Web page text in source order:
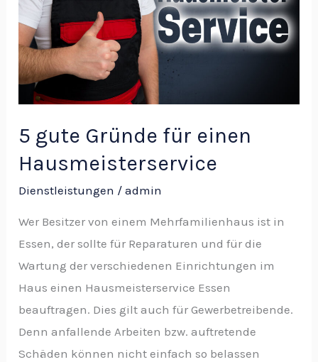
5 gute Gründe für einen
Hausmeisterservice
Dienstleistungen /admin
Wer Besitzer von einem Mehrfamilienhaus ist in
Essen, der sollte für Reparaturen und für die
Wartung der verschiedenen Einrichtungen im
Haus einen Hausmeisterservice Essen
beauftragen. Dies gilt auch für Gewerbetreibende.
Denn anfallende Arbeiten bzw. auftretende
Schäden können nicht einfach so belassen
einen
Hausmeisterservice